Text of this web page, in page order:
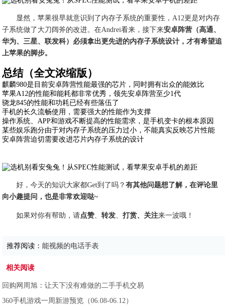
显然，苹果很早就意识到了内存子系统的重要性，A12更是对内存
子系统做了大刀阔斧的改进。在Andrei看来，接下来安卓阵营（高通、
华为、三星、联发科）必须拿出更先进的内存子系统设计，才有希望追
上苹果的脚步。
总结（全文浓缩版）
麒麟980是目前安卓阵营性能最强的芯片，同时拥有出众的能效比
苹果A12的性能和能耗都非常优秀，领先安卓阵营至少1代
骁龙845的性能和功耗已经有些落伍了
手机的长久流畅使用，需要强大的性能作为支撑
操作系统、APP和游戏不断提高的性能需求，是手机变卡的根本原因
某些娱乐跑分由于对内存子系统的压力过小，不能真实反映芯片性能
安卓阵营迫切需要改进芯片内存子系统的设计
好，今天的知识大家都Get到了吗？有其他问题想了解，在评论里
向小趣提问，也是非常欢迎哒~
如果对你有帮助，请点赞、转发、打赏、关注来一波哦！
推荐阅读：能视频的电话手表
相关阅读
回购网周旭：让天下没有难做的二手手机交易
360手机游戏一周新游预览（06.08-06.12）